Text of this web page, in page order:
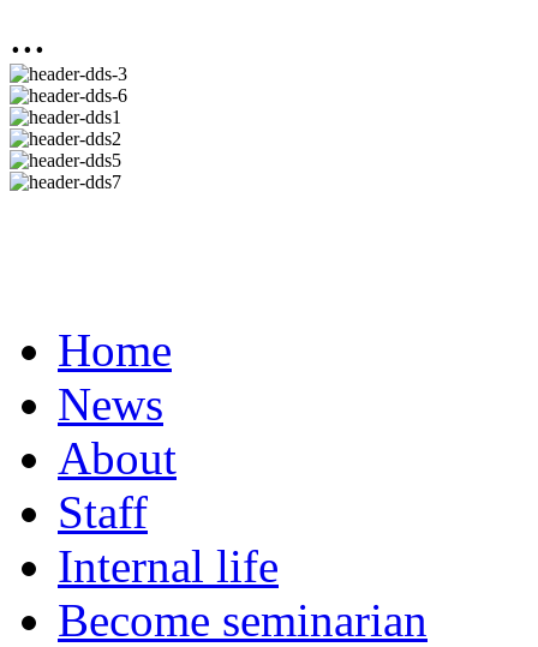
...
Home
News
About
Staff
Internal life
Become seminarian